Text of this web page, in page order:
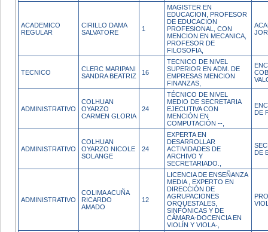
ACADEMICO
REGULAR
CIRILLO DAMA
SALVATORE
1
MAGISTER EN
EDUCACION, PROFESOR
DE EDUCACION
PROFESIONAL, CON
MENCION EN MECANICA,
PROFESOR DE
FILOSOFIA,
TECNICO
CLERC MARIPANI
SANDRA BEATRIZ
16
TECNICO DE NIVEL
SUPERIOR EN ADM. DE
EMPRESAS MENCION
FINANZAS,
ADMINISTRATIVO
COLHUAN
OYARZO
CARMEN GLORIA
24
TÉCNICO DE NIVEL
MEDIO DE SECRETARIA
EJECUTIVA CON
MENCIÓN EN
COMPUTACIÓN --,
DE
ADMINISTRATIVO
COLHUAN
OYARZO NICOLE
SOLANGE
24
EXPERTA EN
DESARROLLAR
ACTIVIDADES DE
ARCHIVO Y
SECRETARIADO.,
DE
ADMINISTRATIVO
COLIMA ACUÑA
RICARDO
AMADO
12
LICENCIA DE ENSEÑANZA
MEDIA , EXPERTO EN
DIRECCIÓN DE
AGRUPACIONES
ORQUESTALES,
SINFÓNICAS Y DE
CÁMARA-DOCENCIA EN
VIOLÍN Y VIOLA-,